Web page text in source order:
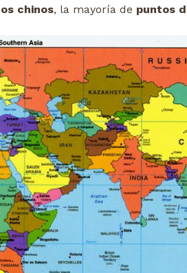
chinos, la mayoría de puntos